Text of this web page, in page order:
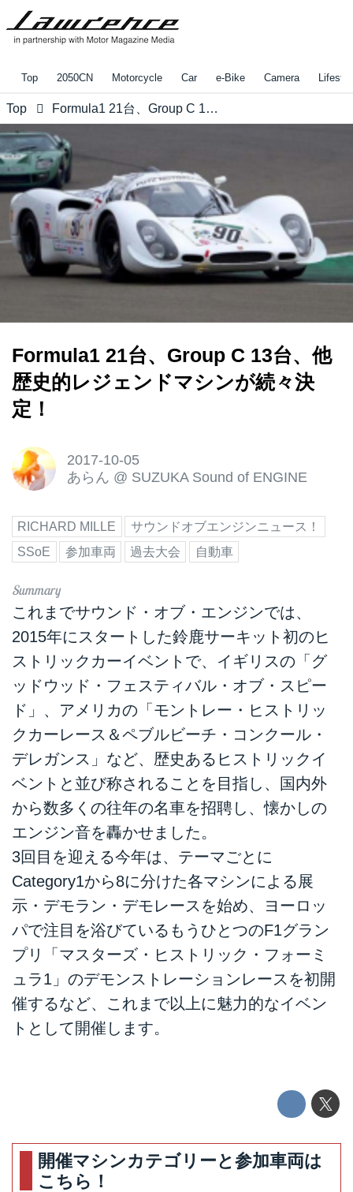
Top 2050CN Motorcycle Car e-Bike Camera
Top Formula1 21台、Group C 13台、他歴史的レジェンドマシンが続々決定！
Formula1 21台、Group C 13台、他
歴史的レジェンドマシンが続々決
定！
2017-10-05
あらん @ SUZUKA Sound of ENGINE
RICHARD MILLE
サウンドオブエンジンニュース！
SSoE
参加車両 過去大会 自動車
これまでサウンド・オブ・エンジンでは、
2015年にスタートした鈴鹿サーキット初のヒ
ストリックカーイベントで、イギリスの「グ
ッドウッド・フェスティバル・オブ・スピー
ド」、アメリカの「モントレー・ヒストリッ
クカーレース＆ペブルビーチ・コンクール・
デレガンス」など、歴史あるヒストリックイ
ベントと並び称されることを目指し、国内外
から数多くの往年の名車を招聘し、懐かしの
エンジン音を轟かせました。
3回目を迎える今年は、テーマごとに
Category1から8に分けた各マシンによる展
示・デモラン・デモレースを始め、ヨーロッ
パで注目を浴びているもうひとつのF1グラン
プリ「マスターズ・ヒストリック・フォーミ
ュラ1」のデモンストレーションレースを初開
催するなど、これまで以上に魅力的なイベン
トとして開催します。
開催マシンカテゴリーと参加車両は
こちら！